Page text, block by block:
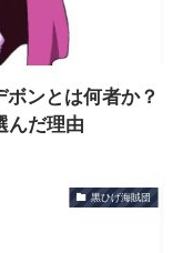
ボンとは何者か？
んだ理由
黒ひげ海賊団